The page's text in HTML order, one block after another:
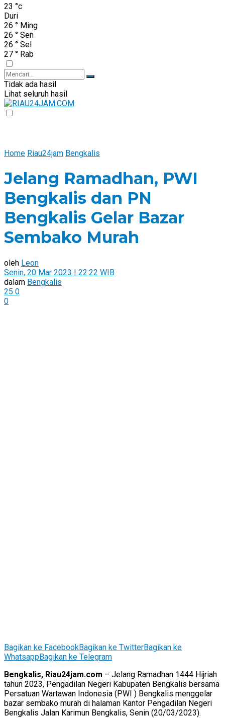
23 °c
Duri
26 ° Ming
26 ° Sen
26 ° Sel
27 ° Rab
Tidak ada hasil
Lihat seluruh hasil
Home Riau24jam Bengkalis
Jelang Ramadhan, PWI
Bengkalis dan PN
Bengkalis Gelar Bazar
Sembako Murah
oleh Leon
Senin, 20 Mar 2023 | 22:22 WIB
dalam Bengkalis
25 0
0
Bagikan ke FacebookBagikan ke TwitterBagikan ke
WhatsappBagikan ke Telegram
Bengkalis, Riau24jam.com – Jelang Ramadhan 1444 Hijriah
tahun 2023, Pengadilan Negeri Kabupaten Bengkalis bersama
Persatuan Wartawan Indonesia (PWI ) Bengkalis menggelar
bazar sembako murah di halaman Kantor Pengadilan Negeri
Bengkalis Jalan Karimun Bengkalis, Senin (20/03/2023).